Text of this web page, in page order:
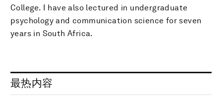
College. I have also lectured in undergraduate
psychology and communication science for seven
years in South Africa.
最热内容